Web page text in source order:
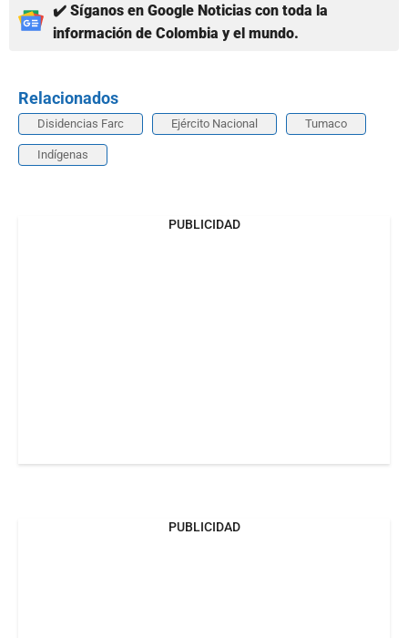
✔️ Síganos en Google Noticias con toda la
información de Colombia y el mundo.
Relacionados
Disidencias Farc Ejército Nacional Tumaco
Indígenas
PUBLICIDAD
PUBLICIDAD